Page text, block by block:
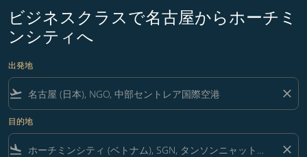
ビジネスクラスで名古屋からホーチミ
ンシティへ
出発地
flight_takeoff close
目的地
flight_land close